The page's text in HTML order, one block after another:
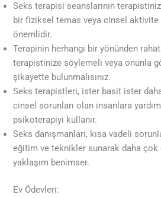
Seks terapisi seanslarının
bir fiziksel temas veya cinsel
önemlidir.
Terapinin herhangi bir yönünden
terapistinize söylemeli veya onunla
şikayette bulunmalısınız.
Seks terapistleri, ister basit ister
cinsel sorunları olan insanlara
psikoterapiyi kullanır.
Seks danışmanları, kısa vadeli
eğitim ve teknikler sunarak daha çok
yaklaşım benimser.
Ev Ödevleri: